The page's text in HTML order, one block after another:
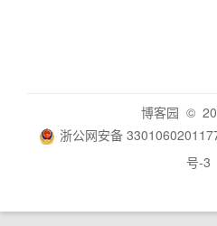
博客园 ©
浙公网安备
号-3